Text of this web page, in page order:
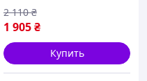
1 905₴
2 110 ₴
Купить